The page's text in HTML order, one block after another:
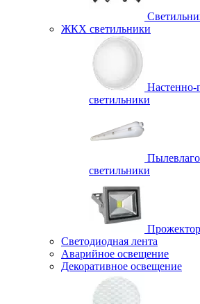
ЖКХ светильники
Настенно-
светильники
светильники
Светодиодная лента
Аварийное освещение
Декоративное освещение